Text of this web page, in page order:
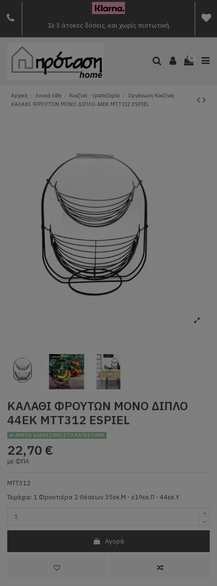
Σε 3 άτοκες δόσεις, και χωρίς πιστωτική.
0
Αρχική Λευκά είδη Κουζίνα - τραπεζαρία
Οργάνωση Κουζίνας
ΚΑΛΑΘΙ ΦΡΟΥΤΩΝ ΜΟΝΟ ΔΙΠΛΟ 44ΕΚ MTT312 ESPIEL
ΚΑΛΑΘΙ ΦΡΟΥΤΩΝ ΜΟΝΟ ΔΙΠΛΟ
44ΕΚ MTT312 ESPIEL
ΑΜΕΣΑ ΔΙΑΘΕΣΙΜΟ ΣΤΟ ΚΑΤΑΣΤΗΜΑ
22,70 €
με ΦΠΑ
MTT312
Τεμάχια: 1 Φρουτιέρα 2 Θέσεων 35εκ.Μ - x19εκ.Π - 44εκ.Υ
Αγορά